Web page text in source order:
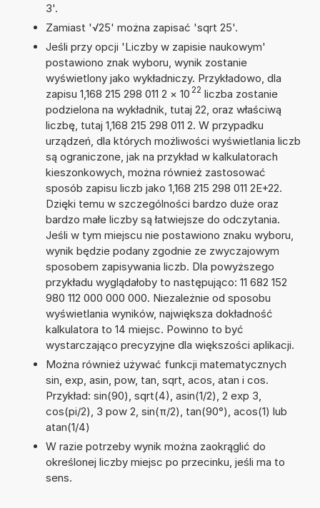
3'.
Zamiast '√25' można zapisać 'sqrt 25'.
Jeśli przy opcji 'Liczby w zapisie naukowym'
postawiono znak wyboru, wynik zostanie
wyświetlony jako wykładniczy. Przykładowo, dla
zapisu 1,168 215 298 011 2 × 10 22 liczba zostanie
podzielona na wykładnik, tutaj 22, oraz właściwą
liczbę, tutaj 1,168 215 298 011 2. W przypadku
urządzeń, dla których możliwości wyświetlania liczb
są ograniczone, jak na przykład w kalkulatorach
kieszonkowych, można również zastosować
sposób zapisu liczb jako 1,168 215 298 011 2E+22.
Dzięki temu w szczególności bardzo duże oraz
bardzo małe liczby są łatwiejsze do odczytania.
Jeśli w tym miejscu nie postawiono znaku wyboru,
wynik będzie podany zgodnie ze zwyczajowym
sposobem zapisywania liczb. Dla powyższego
przykładu wyglądałoby to następująco: 11 682 152
980 112 000 000 000. Niezależnie od sposobu
wyświetlania wyników, największa dokładność
kalkulatora to 14 miejsc. Powinno to być
wystarczająco precyzyjne dla większości aplikacji.
Można również używać funkcji matematycznych
sin, exp, asin, pow, tan, sqrt, acos, atan i cos.
Przykład: sin(90), sqrt(4), asin(1/2), 2 exp 3,
cos(pi/2), 3 pow 2, sin(π/2), tan(90°), acos(1) lub
atan(1/4)
W razie potrzeby wynik można zaokrąglić do
określonej liczby miejsc po przecinku, jeśli ma to
sens.